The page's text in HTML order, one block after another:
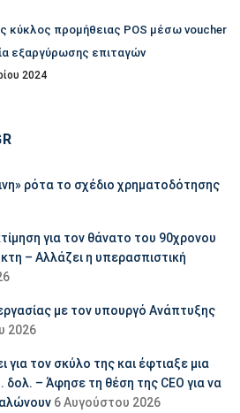
κύκλος προμήθειας POS μέσω voucher
εξαργύρωσης επιταγών
2024
ρότα το σχέδιο χρηματοδότησης
για τον θάνατο του 90χρονου
– Αλλάζει η υπερασπιστική
με τον υπουργό Ανάπτυξης
2026
για τον σκύλο της και έφτιαξε μια
δολ. – Άφησε τη θέση της CEO για να
6 Αυγούστου 2026